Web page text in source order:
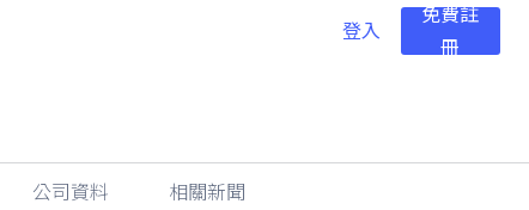
登入
免費註
冊
公司資料 相關新聞